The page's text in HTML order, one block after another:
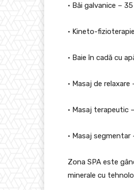
• Băi galvanice –
• Kineto-
• Baie în cadă cu
• Masaj de
• Masaj terapeutic
• Masaj
Zona SPA este
minerale cu